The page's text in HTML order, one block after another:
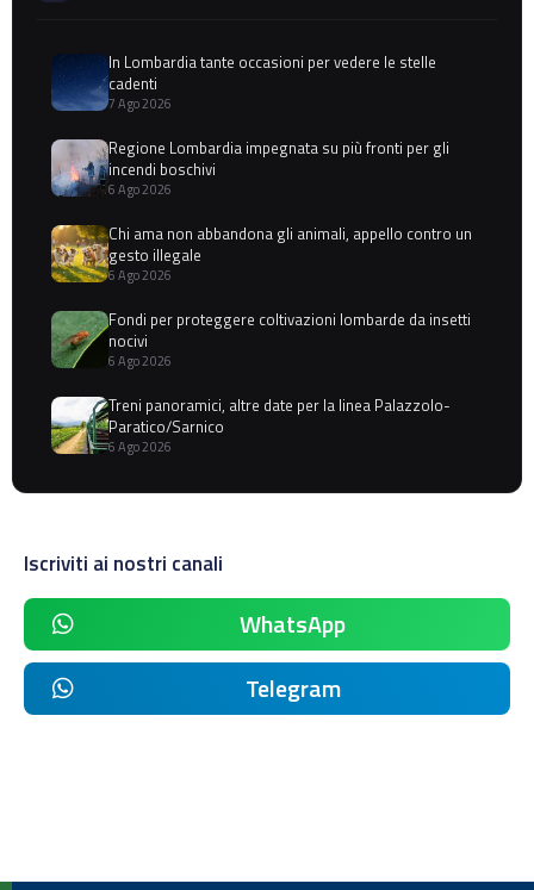
In Lombardia tante occasioni per vedere le stelle
cadenti
7 Ago 2026
Regione Lombardia impegnata su più fronti per gli
incendi boschivi
6 Ago 2026
Chi ama non abbandona gli animali, appello contro un
gesto illegale
6 Ago 2026
Fondi per proteggere coltivazioni lombarde da insetti
nocivi
6 Ago 2026
Treni panoramici, altre date per la linea Palazzolo-
Paratico/Sarnico
6 Ago 2026
Iscriviti ai nostri canali
WhatsApp
Telegram